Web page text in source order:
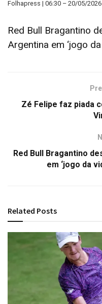
Folhapress | 06:30 – 20/05/2026
Red Bull Bragantino
Argentina em ‘jogo
Zé Felipe faz piada
Red Bull Bragantino
em ‘jogo da
Related Posts